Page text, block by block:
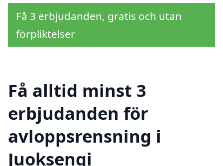
Få 3 erbjudanden, gratis och utan
förpliktelser
Få alltid minst 3
erbjudanden för
avloppsrensning i
Juoksengi